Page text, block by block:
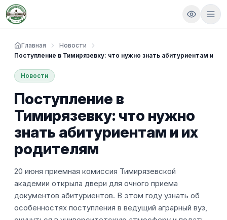
Главная
Новости
Поступление в Тимирязевку: что нужно знать абитуриентам и их
Новости
Поступление в
Тимирязевку: что нужно
знать абитуриентам и их
родителям
20 июня приемная комиссия Тимирязевской
академии открыла двери для очного приема
документов абитуриентов. В этом году узнать об
особенностях поступления в ведущий аграрный вуз,